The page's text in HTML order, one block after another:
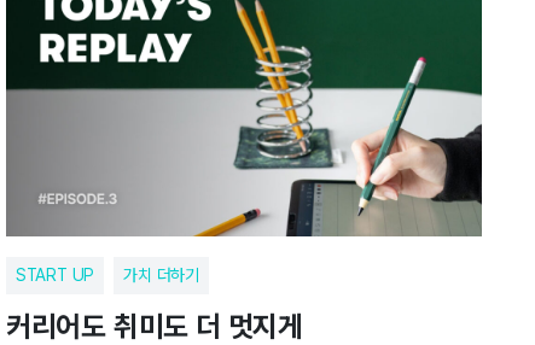
START UP 가치 더하기
커리어도 취미도 더 멋지게